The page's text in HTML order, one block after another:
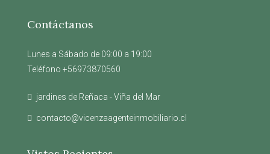
Contáctanos
Lunes a Sábado de 09:00 a 19:00
Teléfono +56973870560
jardines de Reñaca - Viña del Mar
contacto@vicenzaagenteinmobiliario.cl